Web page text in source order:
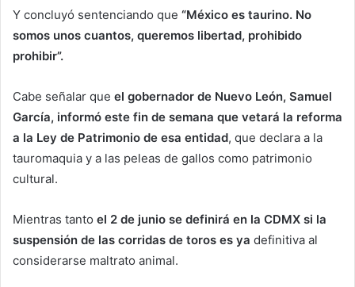
Y concluyó sentenciando que “México es taurino. No
somos unos cuantos, queremos libertad, prohibido
prohibir”.
Cabe señalar que el gobernador de Nuevo León, Samuel
García, informó este fin de semana que vetará la reforma
a la Ley de Patrimonio de esa entidad, que declara a la
tauromaquia y a las peleas de gallos como patrimonio
cultural.
Mientras tanto el 2 de junio se definirá en la CDMX si la
suspensión de las corridas de toros es ya definitiva al
considerarse maltrato animal.